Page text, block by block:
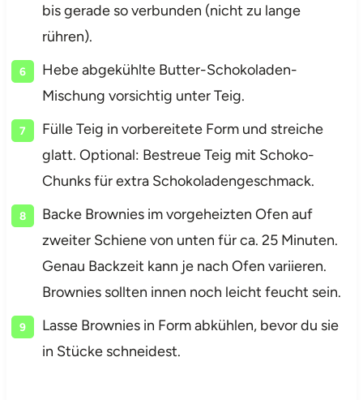
bis gerade so verbunden (nicht zu lange
rühren).
Hebe abgekühlte Butter-Schokoladen-
Mischung vorsichtig unter Teig.
Fülle Teig in vorbereitete Form und streiche
glatt. Optional: Bestreue Teig mit Schoko-
Chunks für extra Schokoladengeschmack.
Backe Brownies im vorgeheizten Ofen auf
zweiter Schiene von unten für ca. 25 Minuten.
Genau Backzeit kann je nach Ofen variieren.
Brownies sollten innen noch leicht feucht sein.
Lasse Brownies in Form abkühlen, bevor du sie
in Stücke schneidest.